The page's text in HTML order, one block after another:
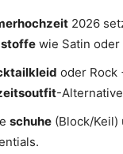
2026
stoffe wie Satin oder
oder Rock
-
schuhe (Block/Keil)